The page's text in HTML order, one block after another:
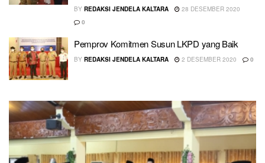
BY REDAKSI JENDELA KALTARA
28 DESEMBER 2020
0
Pemprov Komitmen Susun LKPD yang Baik
BY REDAKSI JENDELA KALTARA 2 DESEMBER 2020 0